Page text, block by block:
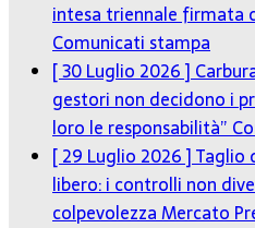
intesa triennale firmata
Comunicati stampa
[ 30 Luglio 2026 ]
gestori non decidono i
loro le responsabilità”
[ 29 Luglio 2026 ]Taglio
libero: i controlli non
colpevolezzaMercato